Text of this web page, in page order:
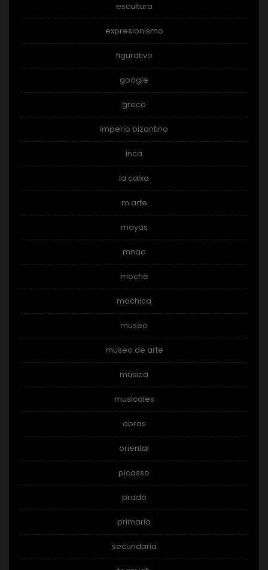
escultura
expresionismo
figurativo
google
greco
imperio bizantino
inca
la caixa
m arte
mayas
mnac
moche
mochica
museo
museo de arte
música
musicales
obras
oriental
picasso
prado
primaria
secundaria